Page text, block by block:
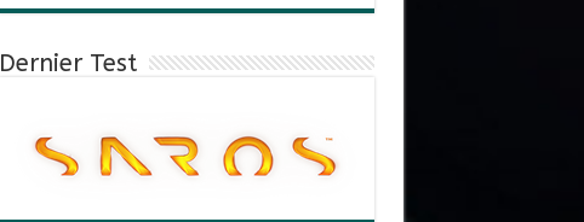
Dernier Test